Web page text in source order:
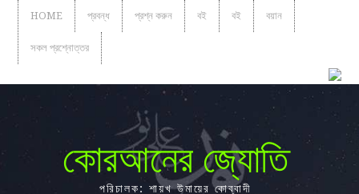
HOME প্রবন্ধ প্রশ্ন করুন বই বই বয়ান
সকল প্রশ্নোত্তর
কোরআনের জ্যোতি
পরিচালক: শায়খ উমায়ের কোব্বাদী